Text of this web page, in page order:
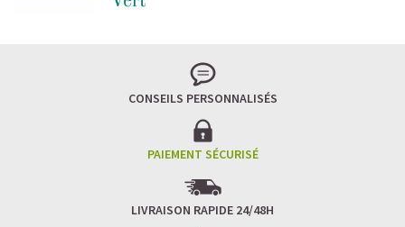
CONSEILS PERSONNALISÉS
PAIEMENT SÉCURISÉ
LIVRAISON RAPIDE 24/48H